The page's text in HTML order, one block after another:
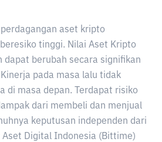
aset kripto
tinggi. Nilai Aset Kripto
dapat berubah secara signifikan
pada masa lalu tidak
di masa depan. Terdapat risiko
dari membeli dan menjual
keputusan independen dari
Aset Digital Indonesia (Bittime)